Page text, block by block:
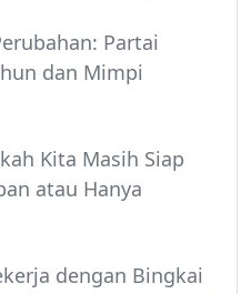
Partai
dan Mimpi
Kita Masih Siap
atau Hanya
dengan Bingkai